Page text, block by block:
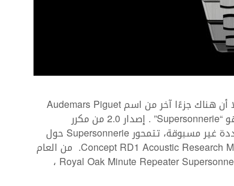
على الرغم من أن “Royal Oak” قد يبدو مألوفًا لمعظمكم، إلا أن هناك جزءًا آخر من اسم Audemars Piguet
المذهل الذي سيحتاج بالتأكيد إلى المزيد من التفسيرات ، وهو “Supersonnerie” . إصدار 2.0 من مكرر
الدقائق، وهي ساعة تحمل 3 براءات اختراع وحلول تقنية متعددة غير مسبوقة، تتمحور Supersonnerie حول
الأداء الصوتي الرائع – وهي فكرة تعود إلى Concept RD1 Acoustic Research Minute Repeater. من العام
2016. اليوم، تكشف العلامة التجارية عن نسخة جديدة من Royal Oak Minute Repeater Supersonnerie ،